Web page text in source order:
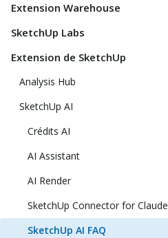
Extension Warehouse
SketchUp Labs
Extension de SketchUp
Analysis Hub
SketchUp AI
Crédits AI
AI Assistant
AI Render
SketchUp Connector for Claude
SketchUp AI FAQ